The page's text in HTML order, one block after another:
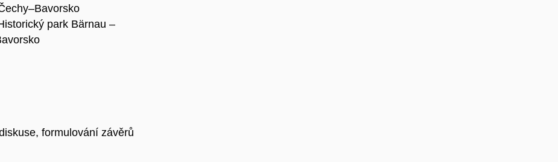
park Bärnau –
formulování závěrů